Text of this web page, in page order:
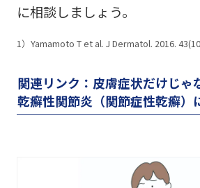
に相談しましょう。
1）Yamamoto T et al. J Dermatol. 2016.
関連リンク：皮膚症状だけじゃ
乾癬性関節炎（関節症性乾癬）